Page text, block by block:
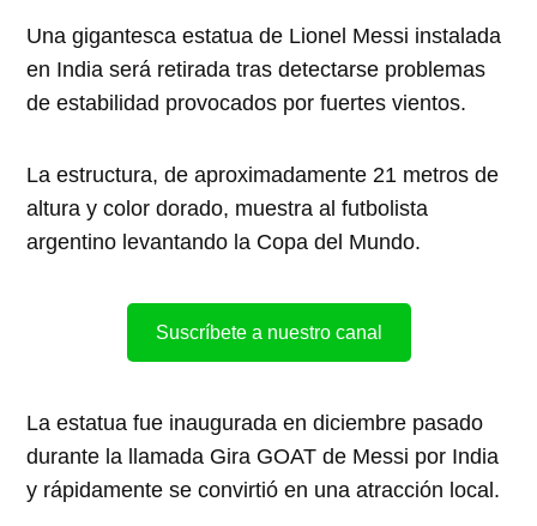
Una gigantesca estatua de Lionel Messi instalada
en India será retirada tras detectarse problemas
de estabilidad provocados por fuertes vientos.
La estructura, de aproximadamente 21 metros de
altura y color dorado, muestra al futbolista
argentino levantando la Copa del Mundo.
Suscríbete a nuestro canal
La estatua fue inaugurada en diciembre pasado
durante la llamada Gira GOAT de Messi por India
y rápidamente se convirtió en una atracción local.